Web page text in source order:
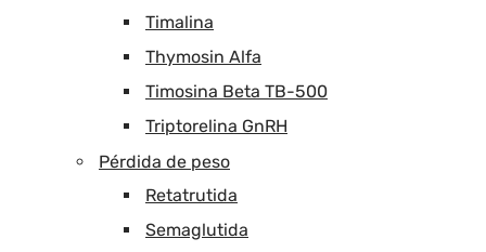
Timalina
Thymosin Alfa
Timosina Beta TB-500
Triptorelina GnRH
Pérdida de peso
Retatrutida
Semaglutida